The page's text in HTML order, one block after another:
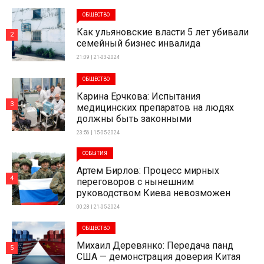
ОБЩЕСТВО
Как ульяновские власти 5 лет убивали
семейный бизнес инвалида
21:09 | 21-03-2024
2
ОБЩЕСТВО
Карина Ерчкова: Испытания
медицинских препаратов на людях
должны быть законными
23:56 | 15-05-2024
3
СОБЫТИЯ
Артем Бирлов: Процесс мирных
переговоров с нынешним
руководством Киева невозможен
00:28 | 21-05-2024
4
ОБЩЕСТВО
Михаил Деревянко: Передача панд
США — демонстрация доверия Китая
5